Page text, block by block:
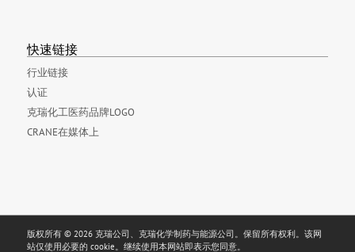
快速链接
行业链接
认证
克瑞化工医药品牌LOGO
CRANE在媒体上
版权所有 © 2026 克瑞公司、克瑞化学制药与能源公司。保留所有权利。该网
站仅使用必要的 cookie。继续使用本网站即表示您同意。